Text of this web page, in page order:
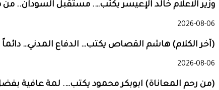
وزير الاعلام خالد الإعيسر يكتب…. مستقبل السودان..
2026-08-06
(آخر الكلام) هاشم القصاص يكتب… الدفاع المدني… دائماً في
2026-08-06
(من رحم المعاناة) ابوبكر محمود يكتب…. لمة عافية